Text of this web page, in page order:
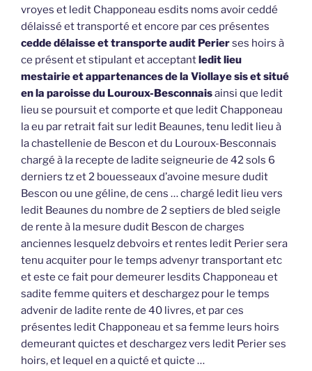
vroyes et ledit Chapponeau esdits noms avoir ceddé
délaissé et transporté et encore par ces présentes
cedde délaisse et transporte audit Perierses hoirs à
ce présent et stipulant et acceptantledit lieu
mestairie et appartenances de la Viollaye sis et situé
en la paroisse du Louroux-Besconnaisainsi que ledit
lieu se poursuit et comporte et que ledit Chapponeau
la eu par retrait fait sur ledit Beaunes, tenu ledit lieu à
la chastellenie de Bescon et du Louroux-Besconnais
chargé à la recepte de ladite seigneurie de 42 sols 6
derniers tz et 2 bouesseaux d’avoine mesure dudit
Bescon ou une géline, de cens … chargé ledit lieu vers
ledit Beaunes du nombre de 2 septiers de bled seigle
de rente à la mesure dudit Bescon de charges
anciennes lesquelz debvoirs et rentes ledit Perier sera
tenu acquiter pour le temps advenyr transportant etc
et este ce fait pour demeurer lesdits Chapponeau et
sadite femme quiters et deschargez pour le temps
advenir de ladite rente de 40 livres, et par ces
présentes ledit Chapponeau et sa femme leurs hoirs
demeurant quictes et deschargez vers ledit Perier ses
hoirs, et lequel en a quicté et quicte …